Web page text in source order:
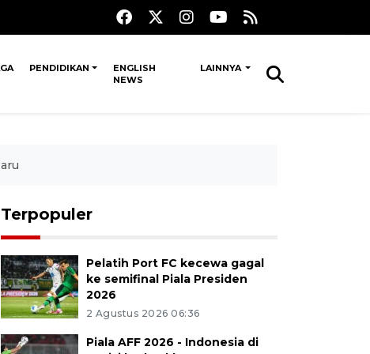
PENDIDIKAN
ENGLISH
NEWS
LAINNYA
Terpopuler
Pelatih Port FC kecewa gagal
ke semifinal Piala Presiden
2026
2 Agustus 2026 06:36
Piala AFF 2026 - Indonesia di